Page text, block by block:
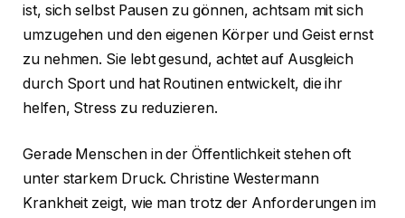
ist, sich selbst Pausen zu gönnen, achtsam mit sich
umzugehen und den eigenen Körper und Geist ernst
zu nehmen. Sie lebt gesund, achtet auf Ausgleich
durch Sport und hat Routinen entwickelt, die ihr
helfen, Stress zu reduzieren.
Gerade Menschen in der Öffentlichkeit stehen oft
unter starkem Druck. Christine Westermann
Krankheit zeigt, wie man trotz der Anforderungen im